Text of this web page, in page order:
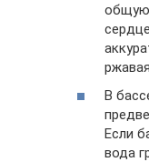
общую
ржавая.
В
Если
вода